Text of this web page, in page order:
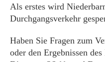
Als erstes wird
Durchgangsverkehr
Haben Sie Fragen zum
oder den Ergebnissen